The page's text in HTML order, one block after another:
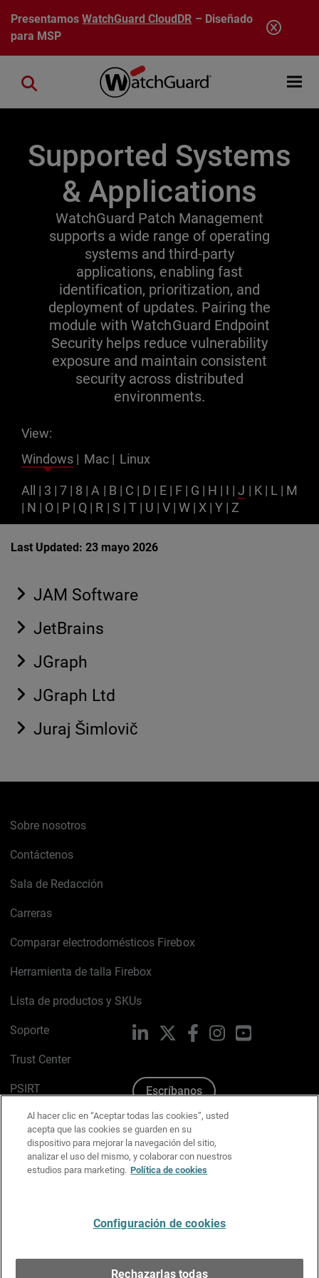
Pasar al contenido principal
PresentamosWatchGuard CloudDR – Diseñado
para MSP
Open
Close search
Supported Systems
& Applications
WatchGuard Patch Management
supports a wide range of operating
systems and third-party
applications, enabling fast
identification, prioritization, and
deployment of updates. Pairing the
module with WatchGuard Endpoint
Security helps reduce vulnerability
exposure and maintain consistent
security across distributed
environments.
View:
Windows | Mac | Linux
All | 3 |7 | 8 | A | B | C | D | E | F | G | H | I |J | K | L | M
| N | O | P | Q | R | S | T | U | V |W | X |Y | Z
Last Updated: 23 mayo 2026
JAM Software
JetBrains
JGraph
JGraph Ltd
Juraj Šimlovič
Sobre nosotros
Contáctenos
Sala de Redacción
Carreras
Comparar electrodomésticos Firebox
Herramienta de talla Firebox
Lista de productos y SKUs
Soporte
Trust Center
PSIRT
Política de cookies
Política de privacidad
Kit de medios y marca
LinkedIn FacebookInstagramYouTube
Escríbanos
Al hacer clic en “Aceptar todas las cookies”, usted
acepta que las cookies se guarden en su
dispositivo para mejorar la navegación del sitio,
analizar el uso del mismo, y colaborar con nuestros
estudios para marketing. Política de cookies
Configuración de cookies
Rechazarlas todas